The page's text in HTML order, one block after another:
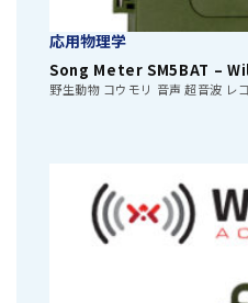
応用物理学
Song Meter SM5BAT –
野生動物 コウモリ 音声 超音波 レ